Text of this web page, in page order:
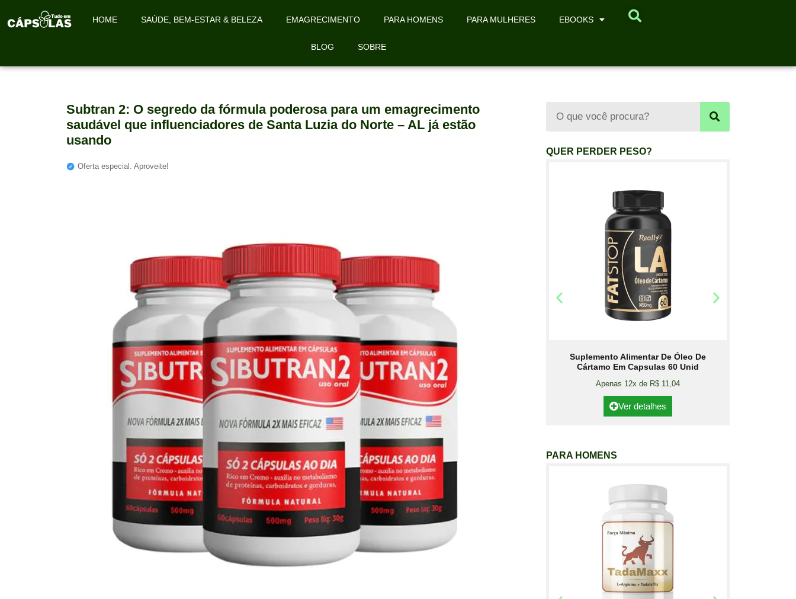
HOME SAÚDE, BEM-ESTAR & BELEZA EMAGRECIMENTO PARA HOMENS PARA MULHERES EBOOKS
BLOG SOBRE
Subtran 2: O segredo da fórmula poderosa para um emagrecimento
saudável que influenciadores de Santa Luzia do Norte – AL já estão
usando
Oferta especial. Aproveite!
QUER PERDER PESO?
Seca Já Detox – O Fim da gordura
localizada
Apenas 12x de R$19,78
Ver detalhes
Suplemento Alimentar De Óleo De
Cártamo Em Capsulas 60 Unid
Apenas 12x de R$ 11,04
Ver detalhes
PARA HOMENS